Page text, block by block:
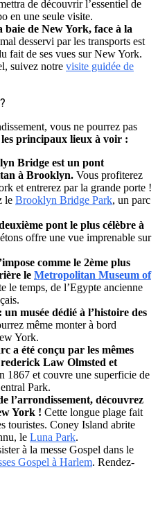
de découvrir l’essentiel de
en une seule visite.
de New York, face à la
desservi par les transports est
fait de ses vues sur New York.
suivez notre visite guidée de
vous ne pourrez pas
principaux lieux à voir :
Bridge est un pont
à Brooklyn. Vous profiterez
et entrerez par la grande porte !
le Brooklyn Bridge Park, un parc
pont le plus célèbre à
offre une vue imprenable sur
comme le 2ème plus
le Metropolitan Museum of
le temps, de l’Egypte ancienne
: un musée dédié à l’histoire des
même monter à bord
York.
a été conçu par les mêmes
Law Olmsted et
1867 et couvre une superficie de
Park.
l’arrondissement, découvrez
York ! Cette longue plage fait
touristes. Coney Island abrite
le Luna Park.
à la messe Gospel dans le
Gospel à Harlem. Rendez-